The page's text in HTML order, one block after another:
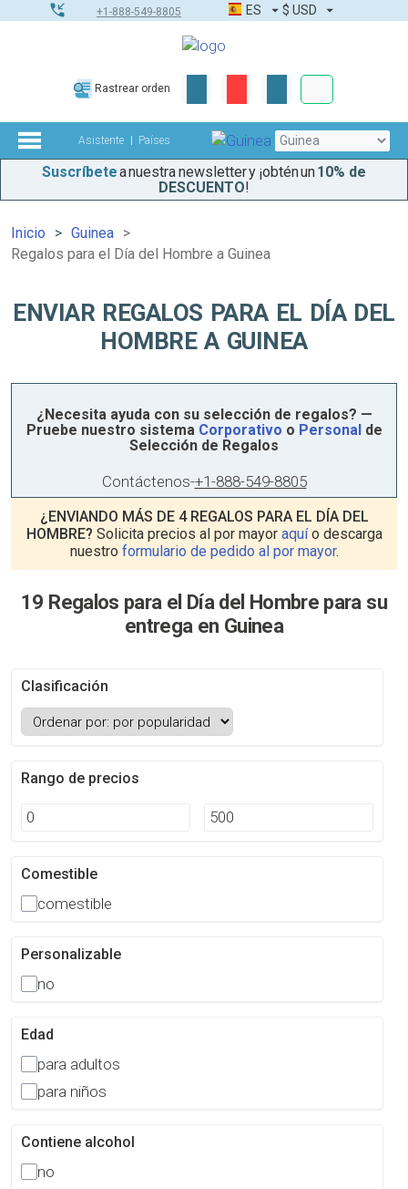
+1-888-549-8805 ES $ USD
Rastrear orden
Asistente Países
Suscríbetea nuestra newsletter y ¡obtén un10% de
DESCUENTO!
Inicio
Guinea
Regalos para el Día del Hombre a Guinea
ENVIAR REGALOS PARA EL DÍA DEL
HOMBRE A GUINEA
¿Necesita ayuda con su selección de regalos? —
Pruebe nuestro sistema Corporativo o Personalde
Selección de Regalos
Contáctenos-+1-888-549-8805
¿ENVIANDO MÁS DE 4 REGALOS PARA EL DÍA DEL
HOMBRE? Solicita precios al por mayor aquío descarga
nuestro formulario de pedido al por mayor.
19 Regalos para el Día del Hombre para su
entrega en Guinea
Clasificación
Rango de precios
Comestible
comestible
Personalizable
no
Edad
para adultos
para niños
Contiene alcohol
no